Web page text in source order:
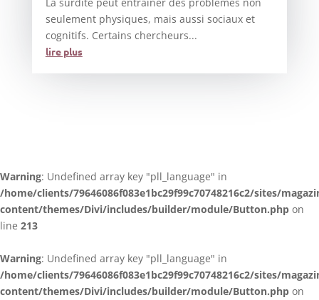
seulement physiques, mais aussi sociaux et
cognitifs. Certains chercheurs...
lire plus
Warning: Undefined array key "pll_language" in
/home/clients/79646086f083e1bc29f99c70748216c2/sites/
content/themes/Divi/includes/builder/module/Button.php on
line 213
Warning: Undefined array key "pll_language" in
/home/clients/79646086f083e1bc29f99c70748216c2/sites/
content/themes/Divi/includes/builder/module/Button.php on